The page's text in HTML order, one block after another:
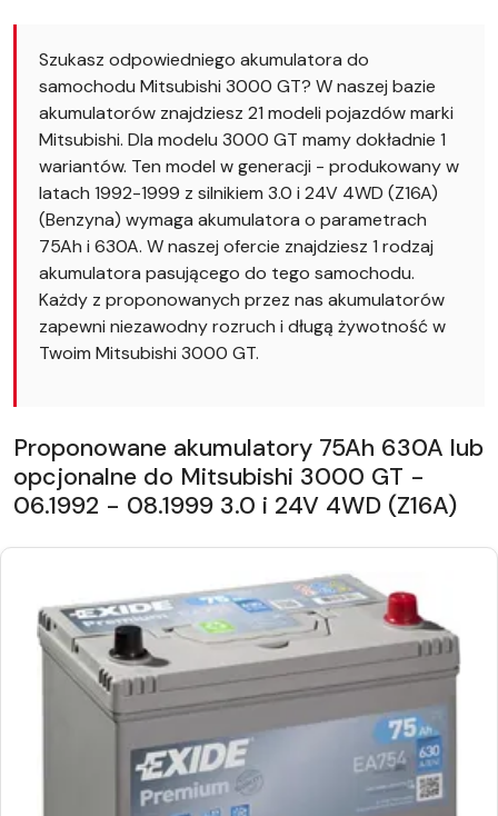
Szukasz odpowiedniego akumulatora do
samochodu Mitsubishi 3000 GT? W naszej bazie
akumulatorów znajdziesz 21 modeli pojazdów marki
Mitsubishi. Dla modelu 3000 GT mamy dokładnie 1
wariantów. Ten model w generacji - produkowany w
latach 1992-1999 z silnikiem 3.0 i 24V 4WD (Z16A)
(Benzyna) wymaga akumulatora o parametrach
75Ah i 630A. W naszej ofercie znajdziesz 1 rodzaj
akumulatora pasującego do tego samochodu.
Każdy z proponowanych przez nas akumulatorów
zapewni niezawodny rozruch i długą żywotność w
Twoim Mitsubishi 3000 GT.
Proponowane akumulatory 75Ah 630A lub
opcjonalne do Mitsubishi 3000 GT -
06.1992 - 08.1999 3.0 i 24V 4WD (Z16A)